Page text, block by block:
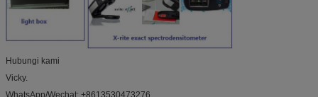
Hubungi kami
Vicky.
WhatsApp/Wechat: +8613530473276